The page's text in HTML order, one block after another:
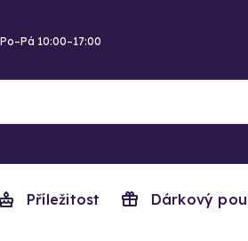
Po–Pá 10:00–17:00
Příležitost Dárkový